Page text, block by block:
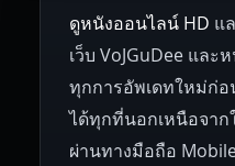
1945 1942
1937
Hungary
Czech Republic
ดูหนังออนไลน์ HD แ
เว็บ VoJGuDee แล
ทุกการอัพเดทใหม่ก่
ได้ทุกที่นอกเหนือจา
ผ่านทางมือถือ